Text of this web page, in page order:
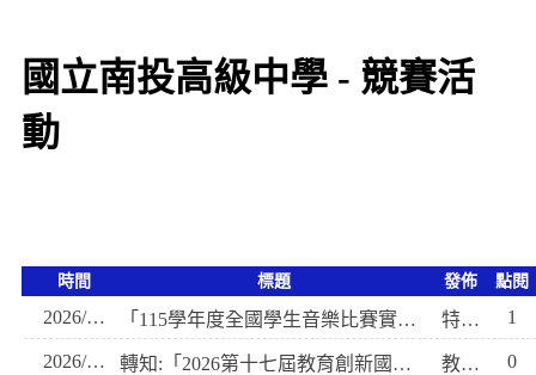
國立南投高級中學 - 競賽活
動
時間 標題 發佈 點閱
2026/08/07 「115學年度全國學生音樂比賽實施要點」乙份，請查照。 特教組 1
2026/08/07 轉知:「2026第十七屆教育創新國際學術研討會——多元協作與永續共好～從科技創新到人本實踐的教育新視野」 教學組 0